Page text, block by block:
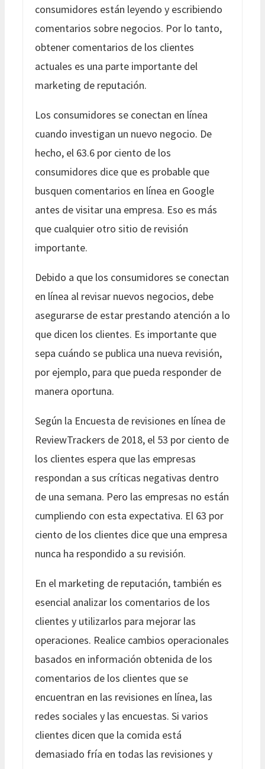
consumidores están leyendo y escribiendo
comentarios sobre negocios. Por lo tanto,
obtener comentarios de los clientes
actuales es una parte importante del
marketing de reputación.
Los consumidores se conectan en línea
cuando investigan un nuevo negocio. De
hecho, el 63.6 por ciento de los
consumidores dice que es probable que
busquen comentarios en línea en Google
antes de visitar una empresa. Eso es más
que cualquier otro sitio de revisión
importante.
Debido a que los consumidores se conectan
en línea al revisar nuevos negocios, debe
asegurarse de estar prestando atención a lo
que dicen los clientes. Es importante que
sepa cuándo se publica una nueva revisión,
por ejemplo, para que pueda responder de
manera oportuna.
Según la Encuesta de revisiones en línea de
ReviewTrackers de 2018, el 53 por ciento de
los clientes espera que las empresas
respondan a sus críticas negativas dentro
de una semana. Pero las empresas no están
cumpliendo con esta expectativa. El 63 por
ciento de los clientes dice que una empresa
nunca ha respondido a su revisión.
En el marketing de reputación, también es
esencial analizar los comentarios de los
clientes y utilizarlos para mejorar las
operaciones. Realice cambios operacionales
basados en información obtenida de los
comentarios de los clientes que se
encuentran en las revisiones en línea, las
redes sociales y las encuestas. Si varios
clientes dicen que la comida está
demasiado fría en todas las revisiones y